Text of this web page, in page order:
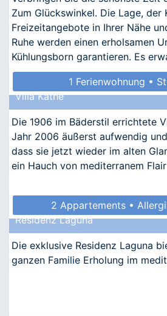
Zum Glückswinkel. Die Lage,
Freizeitangebote in Ihrer Nähe
Ruhe werden einen erholsamen
Kühlungsborn garantieren. Es
nostalgischer Ch
1 Ferienwohnung •
Villa Käthe
Die 1906 im Bäderstil errichtete
Jahr 2006 äußerst aufwendig
dass sie jetzt wieder im alten
ein Hauch von mediterranem
2 Appartements •
Residenz Laguna
Die exklusive Residenz Laguna
ganzen Familie Erholung im